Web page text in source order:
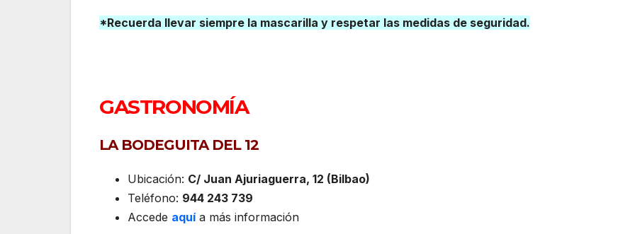
*Recuerda llevar siempre la mascarilla y respetar las medidas de seguridad.
GASTRONOMÍA
LA BODEGUITA DEL 12
Ubicación: C/ Juan Ajuriaguerra, 12 (Bilbao)
Teléfono: 944 243 739
Accede aquí a más información